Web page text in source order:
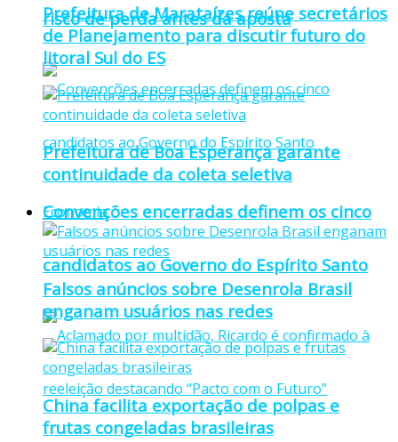
risco de perda antes da aposta
Convenções encerradas definem os cinco
candidatos ao Governo do Espírito Santo
Prefeitura de Marataízes reúne secretários
de Planejamento para discutir futuro do
litoral Sul do ES
Prefeitura de Boa Esperança garante
continuidade da coleta seletiva
Economia
Falsos anúncios sobre Desenrola Brasil
enganam usuários nas redes
China facilita exportação de polpas e
frutas congeladas brasileiras